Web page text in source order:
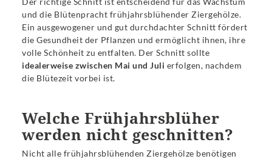
und die Blütenpracht frühjahrsblühender Ziergehölze.
Ein ausgewogener und gut durchdachter Schnitt fördert
die Gesundheit der Pflanzen und ermöglicht ihnen, ihre
volle Schönheit zu entfalten. Der Schnitt sollte
idealerweise zwischen Mai und Juli erfolgen, nachdem
die Blütezeit vorbei ist.
Welche Frühjahrsblüher
werden nicht geschnitten?
Nicht alle frühjahrsblühenden Ziergehölze benötigen